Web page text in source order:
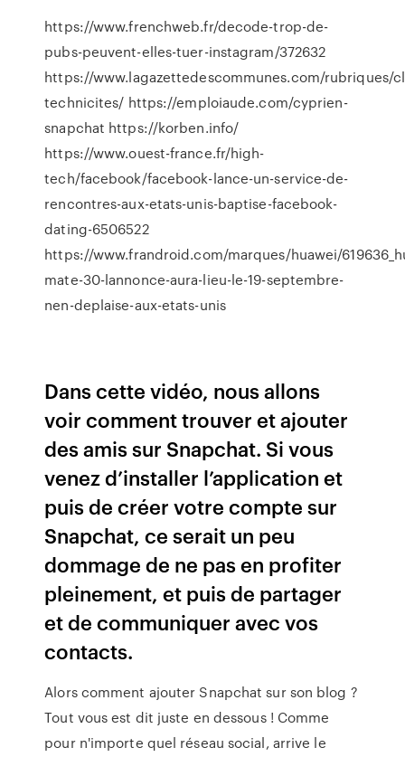
https://www.frenchweb.fr/decode-trop-de-
pubs-peuvent-elles-tuer-instagram/372632
https://www.lagazettedescommunes.com/rubriques/
technicites/ https://emploiaude.com/cyprien-
snapchat https://korben.info/
https://www.ouest-france.fr/high-
tech/facebook/facebook-lance-un-service-de-
rencontres-aux-etats-unis-baptise-facebook-
dating-6506522
https://www.frandroid.com/marques/huawei/
mate-30-lannonce-aura-lieu-le-19-septembre-
nen-deplaise-aux-etats-unis
Dans cette vidéo, nous allons
voir comment trouver et ajouter
des amis sur Snapchat. Si vous
venez d’installer l’application et
puis de créer votre compte sur
Snapchat, ce serait un peu
dommage de ne pas en profiter
pleinement, et puis de partager
et de communiquer avec vos
contacts.
Alors comment ajouter Snapchat sur son blog ?
Tout vous est dit juste en dessous ! Comme
pour n'importe quel réseau social, arrive le